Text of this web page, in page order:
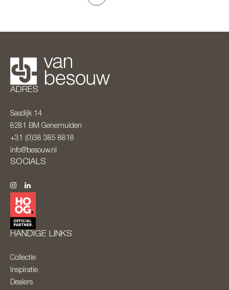
ADRES
Sasdijk 14
8281 BM Genemuiden
+31 (0)38 385 8818
info@besouw.nl
SOCIALS
HANDIGE LINKS
Collectie
Inspiratie
Dealers